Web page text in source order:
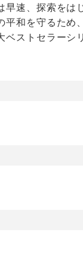
速、探索をは
平和を守るため
ストセラーシ